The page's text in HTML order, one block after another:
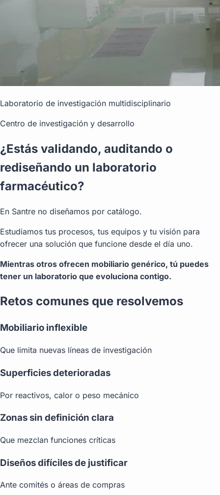
Laboratorio de investigación multidisciplinario
Centro de investigación y desarrollo
¿Estás validando, auditando o
rediseñando un laboratorio
farmacéutico?
En Santre no diseñamos por catálogo.
Estudiamos tus procesos, tus equipos y tu visión para
ofrecer una solución que funcione desde el día uno.
Mientras otros ofrecen mobiliario genérico, tú puedes
tener un laboratorio que evoluciona contigo.
Retos comunes que resolvemos
Mobiliario inflexible
Que limita nuevas líneas de investigación
Superficies deterioradas
Por reactivos, calor o peso mecánico
Zonas sin definición clara
Que mezclan funciones críticas
Diseños difíciles de justificar
Ante comités o áreas de compras